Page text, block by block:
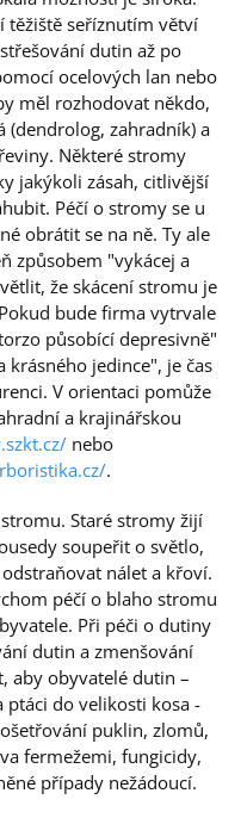
těžiště seříznutím větví
dutin až po
ocelových lan nebo
měl rozhodovat někdo,
(dendrolog, zahradník) a
Některé stromy
jakýkoli zásah, citlivější
Péčí o stromy se u
obrátit se na ně. Ty ale
způsobem "vykácej a
že skácení stromu je
bude firma vytrvale
působící depresivně"
krásného jedince", je čas
V orientaci pomůže
a krajinářskou
nebo
.
Staré stromy žijí
soupeřit o světlo,
nálet a křoví.
péčí o blaho stromu
Při péči o dutiny
dutin a zmenšování
aby obyvatelé dutin –
ptáci do velikosti kosa -
puklin, zlomů,
fermežemi, fungicidy,
případy nežádoucí.